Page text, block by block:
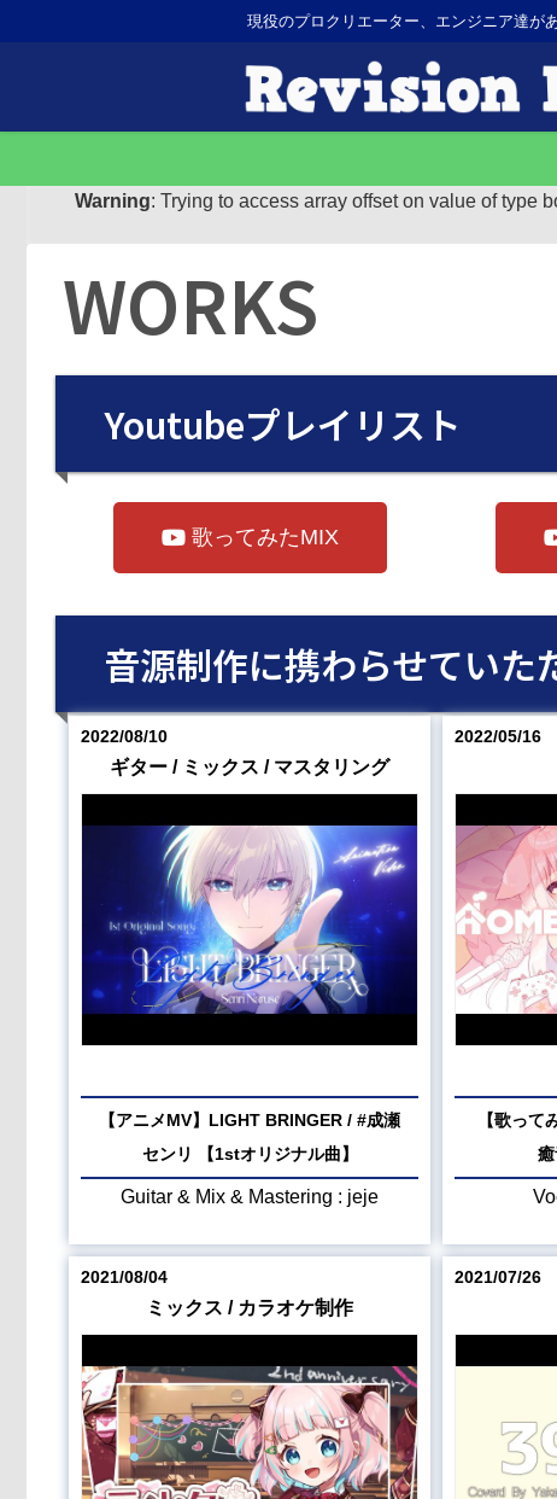
現役のプロクリエーター、エンジニア達が
Warning: Trying to access array offset on value of type
WORKS
Youtubeプレイリスト
歌ってみたMIX
音源制作に携わらせていた
2022/08/10
ギター / ミックス / マスタリング
【アニメMV】LIGHT BRINGER / #成瀬
センリ 【1stオリジナル曲】
Guitar & Mix & Mastering : jeje
2022/05/16
【歌って
癒
2021/08/04
ミックス / カラオケ制作
2021/07/26